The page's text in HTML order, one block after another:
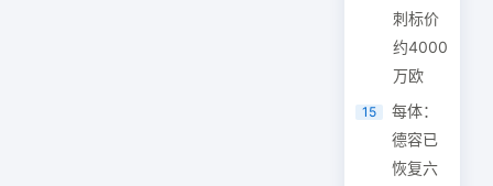
刺标价
约4000
万欧
15
每体：
德容已
恢复六